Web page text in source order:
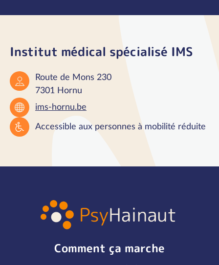
Institut médical spécialisé IMS
Route de Mons 230
7301 Hornu
ims-hornu.be
Accessible aux personnes à mobilité réduite
Comment ça marche